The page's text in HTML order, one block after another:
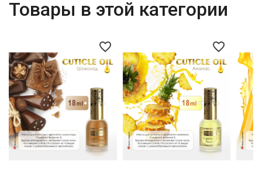
Товары в этой категории
favorite_border favorite_border